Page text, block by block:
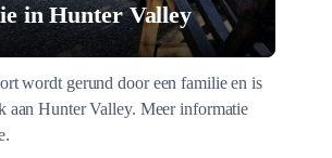
in Hunter Valley
wordt gerund door een familie en is
aan Hunter Valley. Meer informatie